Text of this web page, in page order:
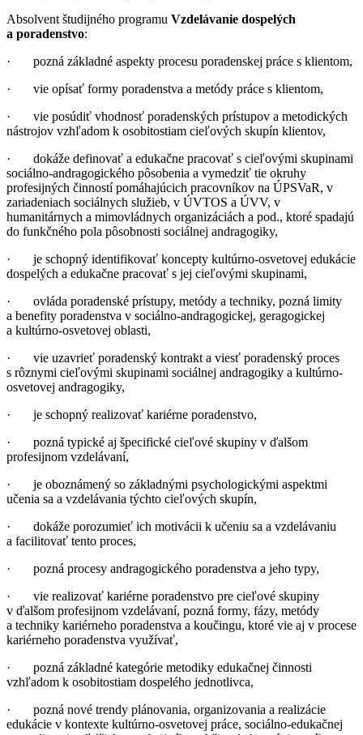
Absolvent študijného programu Vzdelávanie dospelých
a poradenstvo:
· pozná základné aspekty procesu poradenskej práce s klientom,
· vie opísať formy poradenstva a metódy práce s klientom,
· vie posúdiť vhodnosť poradenských prístupov a metodických
nástrojov vzhľadom k osobitostiam cieľových skupín klientov,
· dokáže definovať a edukačne pracovať s cieľovými skupinami
sociálno-andragogického pôsobenia a vymedziť tie okruhy
profesijných činností pomáhajúcich pracovníkov na ÚPSVaR, v
zariadeniach sociálnych služieb, v ÚVTOS a ÚVV, v
humanitárnych a mimovládnych organizáciách a pod., ktoré spadajú
do funkčného pola pôsobnosti sociálnej andragogiky,
· je schopný identifikovať koncepty kultúrno-osvetovej edukácie
dospelých a edukačne pracovať s jej cieľovými skupinami,
· ovláda poradenské prístupy, metódy a techniky, pozná limity
a benefity poradenstva v sociálno-andragogickej, geragogickej
a kultúrno-osvetovej oblasti,
· vie uzavrieť poradenský kontrakt a viesť poradenský proces
s rôznymi cieľovými skupinami sociálnej andragogiky a kultúrno-
osvetovej andragogiky,
· je schopný realizovať kariérne poradenstvo,
· pozná typické aj špecifické cieľové skupiny v ďalšom
profesijnom vzdelávaní,
· je oboznámený so základnými psychologickými aspektmi
učenia sa a vzdelávania týchto cieľových skupín,
· dokáže porozumieť ich motivácii k učeniu sa a vzdelávaniu
a facilitovať tento proces,
· pozná procesy andragogického poradenstva a jeho typy,
· vie realizovať kariérne poradenstvo pre cieľové skupiny
v ďalšom profesijnom vzdelávaní, pozná formy, fázy, metódy
a techniky kariérneho poradenstva a koučingu, ktoré vie aj v procese
kariérneho poradenstva využívať,
· pozná základné kategórie metodiky edukačnej činnosti
vzhľadom k osobitostiam dospelého jednotlivca,
· pozná nové trendy plánovania, organizovania a realizácie
edukácie v kontexte kultúrno-osvetovej práce, sociálno-edukačnej